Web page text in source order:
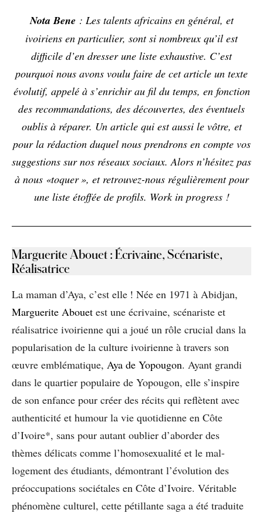
Nota Bene : Les talents africains en général, et
ivoiriens en particulier, sont si nombreux qu’il est
difficile d’en dresser une liste exhaustive. C’est
pourquoi nous avons voulu faire de cet article un texte
évolutif, appelé à s’enrichir au fil du temps, en fonction
des recommandations, des découvertes, des éventuels
oublis à réparer. Un article qui est aussi le vôtre, et
pour la rédaction duquel nous prendrons en compte vos
suggestions sur nos réseaux sociaux. Alors n’hésitez pas
à nous «toquer », et retrouvez-nous régulièrement pour
une liste étoffée de profils. Work in progress !
Marguerite Abouet : Écrivaine, Scénariste,
Réalisatrice
La maman d’Aya, c’est elle ! Née en 1971 à Abidjan,
Marguerite Abouet est une écrivaine, scénariste et
réalisatrice ivoirienne qui a joué un rôle crucial dans la
popularisation de la culture ivoirienne à travers son
œuvre emblématique, Aya de Yopougon. Ayant grandi
dans le quartier populaire de Yopougon, elle s’inspire
de son enfance pour créer des récits qui reflètent avec
authenticité et humour la vie quotidienne en Côte
d’Ivoire*, sans pour autant oublier d’aborder des
thèmes délicats comme l’homosexualité et le mal-
logement des étudiants, démontrant l’évolution des
préoccupations sociétales en Côte d’Ivoire. Véritable
phénomène culturel, cette pétillante saga a été traduite